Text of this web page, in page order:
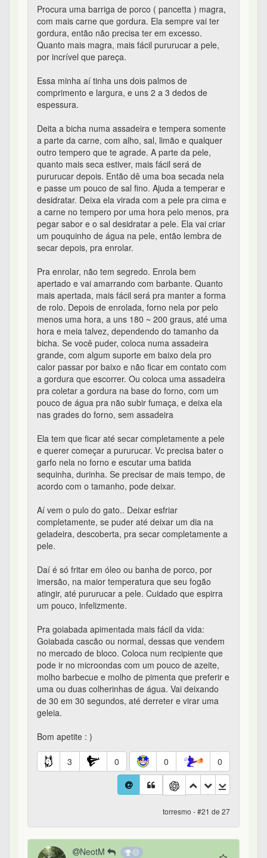
Procura uma barriga de porco ( pancetta ) magra,
com mais carne que gordura. Ela sempre vai ter
gordura, então não precisa ter em excesso.
Quanto mais magra, mais fácil pururucar a pele,
por incrível que pareça.
Essa minha aí tinha uns dois palmos de
comprimento e largura, e uns 2 a 3 dedos de
espessura.
Deita a bicha numa assadeira e tempera somente
a parte da carne, com alho, sal, limão e qualquer
outro tempero que te agrade. A parte da pele,
quanto mais seca estiver, mais fácil será de
pururucar depois. Então dê uma boa secada nela
e passe um pouco de sal fino. Ajuda a temperar e
desidratar. Deixa ela virada com a pele pra cima e
a carne no tempero por uma hora pelo menos, pra
pegar sabor e o sal desidratar a pele. Ela vai criar
um pouquinho de água na pele, então lembra de
secar depois, pra enrolar.
Pra enrolar, não tem segredo. Enrola bem
apertado e vai amarrando com barbante. Quanto
mais apertada, mais fácil será pra manter a forma
de rolo. Depois de enrolada, forno nela por pelo
menos uma hora, a uns 180 ~ 200 graus, até uma
hora e meia talvez, dependendo do tamanho da
bicha. Se você puder, coloca numa assadeira
grande, com algum suporte em baixo dela pro
calor passar por baixo e não ficar em contato com
a gordura que escorrer. Ou coloca uma assadeira
pra coletar a gordura na base do forno, com um
pouco de água pra não subir fumaça, e deixa ela
nas grades do forno, sem assadeira
Ela tem que ficar até secar completamente a pele
e querer começar a pururucar. Vc precisa bater o
garfo nela no forno e escutar uma batida
sequinha, durinha. Se precisar de mais tempo, de
acordo com o tamanho, pode deixar.
Aí vem o pulo do gato.. Deixar esfriar
completamente, se puder até deixar um dia na
geladeira, descoberta, pra secar completamente a
pele.
Daí é só fritar em óleo ou banha de porco, por
imersão, na maior temperatura que seu fogão
atingir, até pururucar a pele. Cuidado que espirra
um pouco, infelizmente.
Pra goiabada apimentada mais fácil da vida:
Goiabada cascão ou normal, dessas que vendem
no mercado de bloco. Coloca num recipiente que
pode ir no microondas com um pouco de azeite,
molho barbecue e molho de pimenta que preferir e
uma ou duas colherinhas de água. Vai deixando
de 30 em 30 segundos, até derreter e virar uma
geleia.
Bom apetite : )
3 0 0 0
torresmo - #21 de 27
NeotM